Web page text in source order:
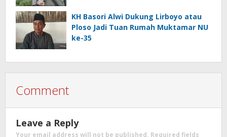
KH Basori Alwi Dukung Lirboyo atau
Ploso Jadi Tuan Rumah Muktamar NU
ke-35
Comment
Leave a Reply
Your email address will not be published. Required fields